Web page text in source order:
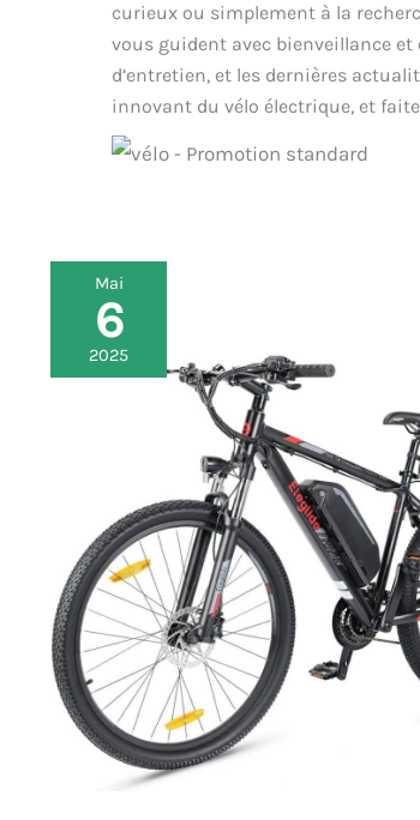
curieux ou simplement à la
vous guident avec bienveillance et
d’entretien, et les dernières
innovant du vélo électrique, et
Mai
6
2025
Test
du
vélo
électrique
et
polyvalent